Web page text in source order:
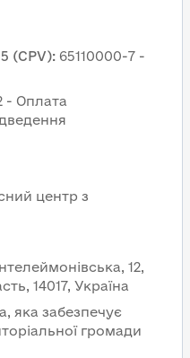
(CPV): 65110000-7 -
- Оплата
центр з
12,
14017, Україна
яка забезпечує
громади